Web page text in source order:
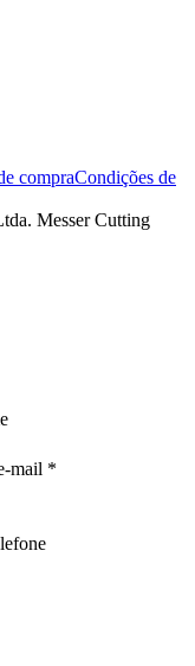
compraCondições de
Messer Cutting
mail *